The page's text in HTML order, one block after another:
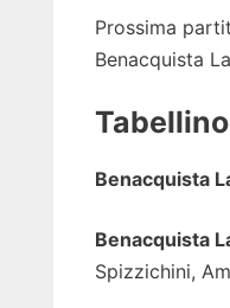
Prossima
Benacquista
Tabellino
Benacquista
Benacquista
Spizzichini,